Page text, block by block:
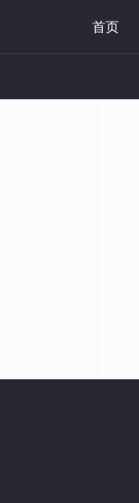
首页